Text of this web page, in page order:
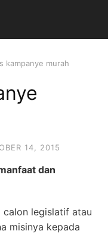
kampanye murah
14, 2015
dan
calon legislatif atau
misinya kepada